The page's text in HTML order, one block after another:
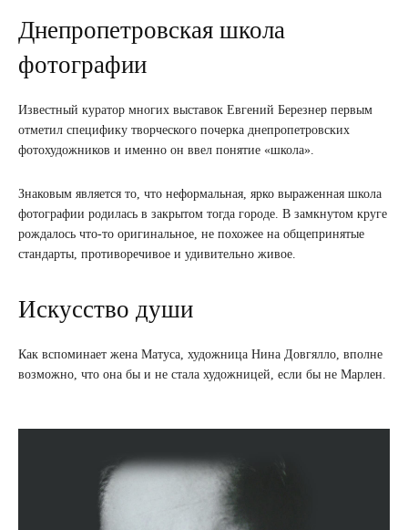
Днепропетровская школа
фотографии
Известный куратор многих выставок Евгений Березнер первым
отметил специфику творческого почерка днепропетровских
фотохудожников и именно он ввел понятие «школа».
Знаковым является то, что неформальная, ярко выраженная школа
фотографии родилась в закрытом тогда городе. В замкнутом круге
рождалось что-то оригинальное, не похожее на общепринятые
стандарты, противоречивое и удивительно живое.
Искусство души
Как вспоминает жена Матуса, художница Нина Довгялло, вполне
возможно, что она бы и не стала художницей, если бы не Марлен.